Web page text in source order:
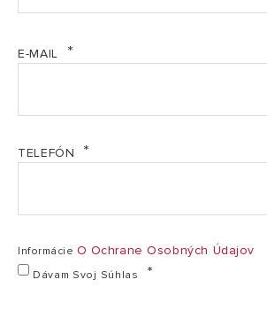
Maximálna plocha
CHARAKTERISTIKA
EER
GWP
Typ chladiva / množstvo
E-MAIL
TELEFÓN
Informácie O Ochrane Osobných Údajov
Dávam Svoj Súhlas